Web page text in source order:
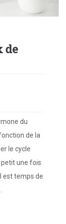
de
du
de la
le cycle
une fois
est temps de